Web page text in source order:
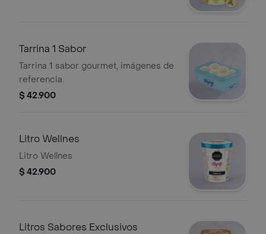
Tarrina 1 Sabor
Tarrina 1 sabor gourmet, imágenes de
referencia.
$ 42.900
Litro Wellnes
Litro Wellnes
$ 42.900
Litros Sabores Exclusivos